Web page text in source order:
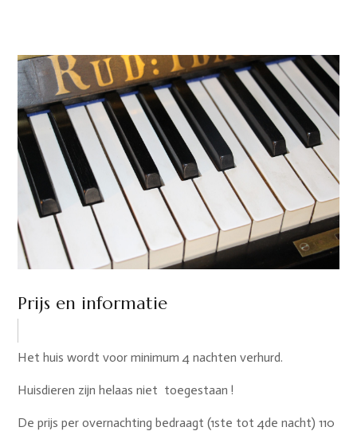
Prijs en informatie
Het huis wordt voor minimum 4 nachten verhurd.
Huisdieren zijn helaas niet toegestaan !
De prijs per overnachting bedraagt (1ste tot 4de nacht) 110